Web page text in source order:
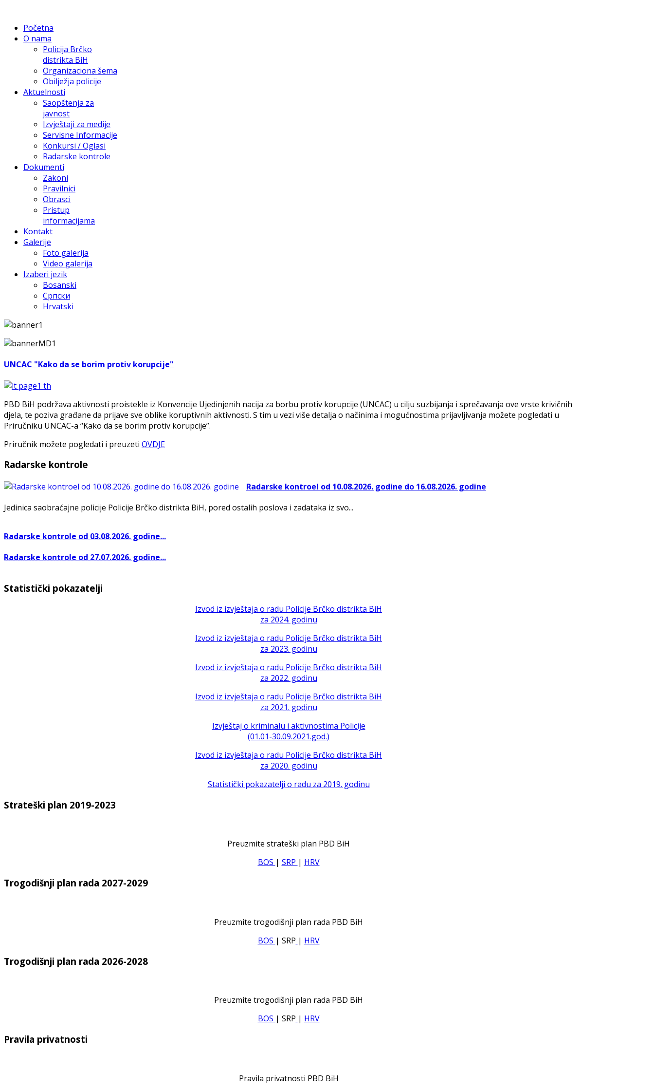
Početna
O nama
Policija Brčko
distrikta BiH
Organizaciona šema
Obilježja policije
Aktuelnosti
Saopštenja za
javnost
Izvještaji za medije
Servisne Informacije
Konkursi / Oglasi
Radarske kontrole
Dokumenti
Zakoni
Pravilnici
Obrasci
Pristup
informacijama
Kontakt
Galerije
Foto galerija
Video galerija
Izaberi jezik
Bosanski
Српски
Hrvatski
UNCAC "Kako da se borim protiv korupcije"
PBD BiH podržava aktivnosti proistekle iz Konvencije Ujedinjenih nacija za borbu protiv korupcije (UNCAC) u cilju suzbijanja i sprečavanja ove vrste krivičnih
djela, te poziva građane da prijave sve oblike koruptivnih aktivnosti. S tim u vezi više detalja o načinima i mogućnostima prijavljivanja možete pogledati u
Priručniku UNCAC-a “Kako da se borim protiv korupcije”.
Priručnik možete pogledati i preuzeti OVDJE
Radarske kontrole
Radarske kontroel od 10.08.2026. godine do 16.08.2026. godine
Jedinica saobraćajne policije Policije Brčko distrikta BiH, pored ostalih poslova i zadataka iz svo...
Radarske kontrole od 03.08.2026. godine...
Radarske kontrole od 27.07.2026. godine...
Statistički pokazatelji
Izvod iz izvještaja o radu Policije Brčko distrikta BiH
za 2024. godinu
Izvod iz izvještaja o radu Policije Brčko distrikta BiH
za 2023. godinu
Izvod iz izvještaja o radu Policije Brčko distrikta BiH
za 2022. godinu
Izvod iz izvještaja o radu Policije Brčko distrikta BiH
za 2021. godinu
Izvještaj o kriminalu i aktivnostima Policije
(01.01-30.09.2021.god.)
Izvod iz izvještaja o radu Policije Brčko distrikta BiH
za 2020. godinu
Statistički pokazatelji o radu za 2019. godinu
Strateški plan 2019-2023
Preuzmite strateški plan PBD BiH
BOS | SRP | HRV
Trogodišnji plan rada 2027-2029
Preuzmite trogodišnji plan rada PBD BiH
BOS | SRP | HRV
Trogodišnji plan rada 2026-2028
Preuzmite trogodišnji plan rada PBD BiH
BOS | SRP | HRV
Pravila privatnosti
Pravila privatnosti PBD BiH